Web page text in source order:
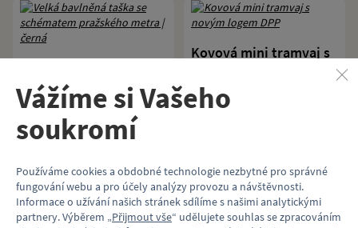
schématem pražského
metra | černá
Velká černá bavlněná taška se
schématem pražského metra a
299 Kč
Koupit
Kovová mini tramvaj s
129 Kč
Koupit
Vážíme si Vašeho
soukromí
Používáme cookies a obdobné technologie nezbytné pro správné
fungování webu a pro účely analýzy provozu a návštěvnosti.
Informace o užívání našich stránek sdílíme s našimi analytickými
partnery. Výběrem „Přijmout vše“ udělujete souhlas se zpracováním